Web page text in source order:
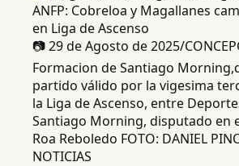
📷 29 de Agosto de 2025/
Formacion de Santiago
partido válido por la vigesima
la Liga de Ascenso, entre
Santiago Morning, disputado en
Roa Reboledo FOTO: DANIEL
NOTICIAS